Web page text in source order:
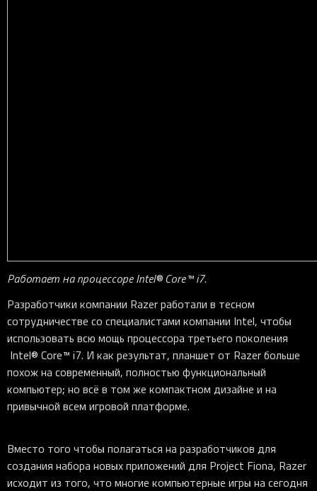
Работает на процессоре Intel® Core™ i7.
Разработчики компании Razer работали в тесном
сотрудничестве со специалистами компании Intel, чтобы
использовать всю мощь процессора третьего поколения
Intel® Core™ i7. И как результат, планшет от Razer больше
похож на современный, полностью функциональный
компьютер; но всё в том же компактном дизайне и на
привычной всем игровой платформе.
Вместо того чтобы полагаться на разработчиков для
создания набора новых приложений для Project Fiona, Razer
исходит из того, что многие компьютерные игры на сегодня